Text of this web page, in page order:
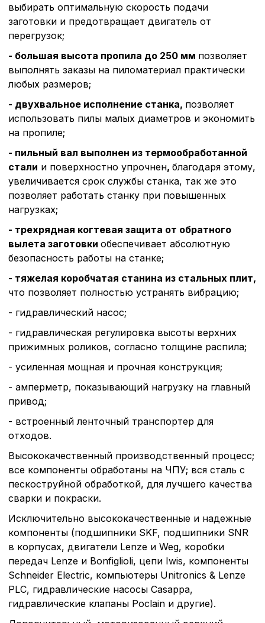
выбирать оптимальную скорость подачи
заготовки и предотвращает двигатель от
перегрузок;
- большая высота пропила до 250 мм позволяет
выполнять заказы на пиломатериал практически
любых размеров;
- двухвальное исполнение станка, позволяет
использовать пилы малых диаметров и экономить
на пропиле;
- пильный вал выполнен из термообработанной
стали и поверхностно упрочнен, благодаря этому,
увеличивается срок службы станка, так же это
позволяет работать станку при повышенных
нагрузках;
- трехрядная когтевая защита от обратного
вылета заготовки обеспечивает абсолютную
безопасность работы на станке;
- тяжелая коробчатая станина из стальных плит,
что позволяет полностью устранять вибрацию;
- гидравлический насос;
- гидравлическая регулировка высоты верхних
прижимных роликов, согласно толщине распила;
- усиленная мощная и прочная конструкция;
- амперметр, показывающий нагрузку на главный
привод;
- встроенный ленточный транспортер для
отходов.
Высококачественный производственный процесс;
все компоненты обработаны на ЧПУ; вся сталь с
пескоструйной обработкой, для лучшего качества
сварки и покраски.
Исключительно высококачественные и надежные
компоненты (подшипники SKF, подшипники SNR
в корпусах, двигатели Lenze и Weg, коробки
передач Lenze и Bonfiglioli, цепи Iwis, компоненты
Schneider Electric, компьютеры Unitronics & Lenze
PLC, гидравлические насосы Casappa,
гидравлические клапаны Poclain и другие).